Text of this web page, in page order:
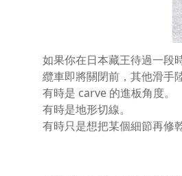
如果你在日本藏王待過一段
纜車即將關閉前，其他滑手
有時是 carve 的進板角度。
有時是地形切線。
有時只是想把某個細節再修